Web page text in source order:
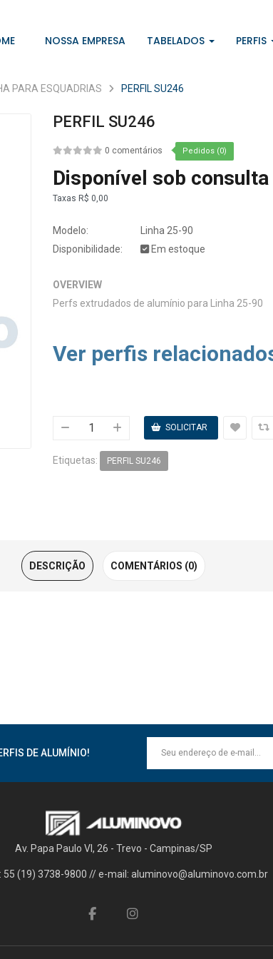
NOSSA EMPRESA TABELADOS PERFIS
PARA ESQUADRIAS PERFIL SU246
PERFIL SU246
0 comentários Pedidos (0)
Disponível sob consulta
Taxas R$ 0,00
Modelo:
Linha 25-90
Disponibilidade:
Em estoque
OVERVIEW
Perfs extrudados de alumínio para Linha 25-90
Ver perfis
Etiquetas: PERFIL SU246
DESCRIÇÃO COMENTÁRIOS (0)
DE ALUMÍNIO!
Av. Papa Paulo VI, 26 - Trevo - Campinas/SP
55 (19) 3738-9800 // e-mail: aluminovo@aluminovo.com.br